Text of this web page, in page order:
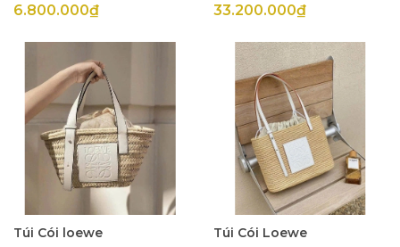
6.800.000₫ 33.200.000₫
Túi Cói loewe Túi Cói Loewe